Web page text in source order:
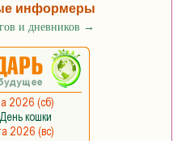
информеры
и дневников →